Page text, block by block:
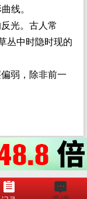
线。
光。古人常
丛中时隐时现的
弱，除非前一